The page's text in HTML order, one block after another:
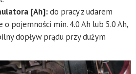
[Ah]:do pracy z udarem
o pojemności min. 4.0 Ah lub 5.0 Ah,
dopływ prądu przy dużym